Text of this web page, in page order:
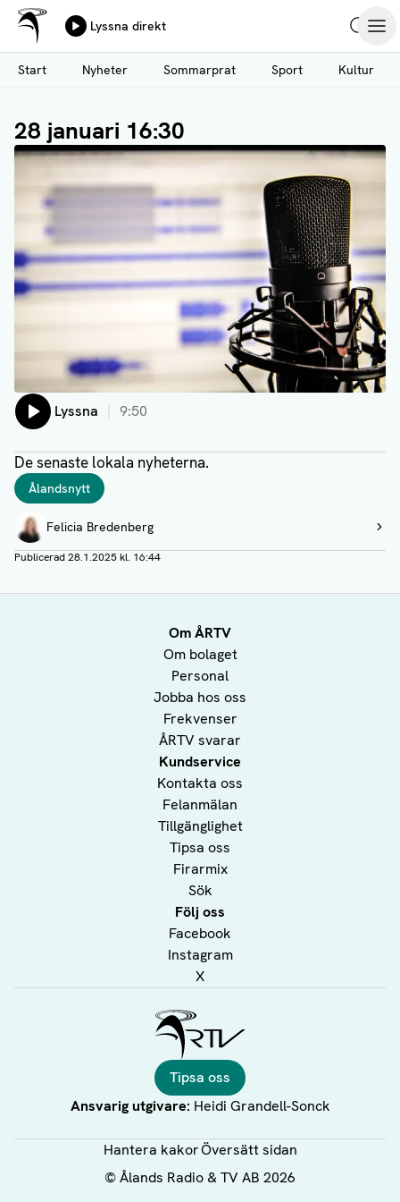
Hoppa
till
huvudinnehåll
Ålands Radio & TV
Lyssna direkt
Start
Nyheter Sommarprat Sport Kultur
28 januari 16:30
Lyssna 9:50
De senaste lokala nyheterna.
Taggar
Ålandsnytt
Författare
Felicia Bredenberg
Visa profil
Publicerad28.1.2025 kl. 16:44
Om ÅRTV
Om bolaget
Personal
Jobba hos oss
Frekvenser
ÅRTV svarar
Kundservice
Kontakta oss
Felanmälan
Tillgänglighet
Tipsa oss
Firarmix
Sök
Följ oss
Facebook
Instagram
X
Tipsa oss
Ansvarig utgivare: Heidi Grandell-Sonck
Hantera kakorÖversätt sidan
©Ålands Radio & TV AB 2026